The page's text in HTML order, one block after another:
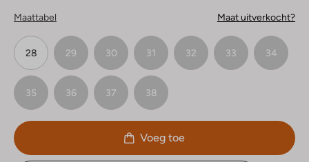
Maattabel Maat uitverkocht?
28 29 30 31 32 33 34
35 36 37 38
Voeg toe